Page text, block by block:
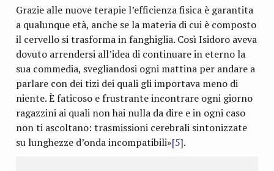
Grazie alle nuove terapie l’efficienza fisica è garantita
a qualunque età, anche se la materia di cui è composto
il cervello si trasforma in fanghiglia. Così Isidoro aveva
dovuto arrendersi all’idea di continuare in eterno la
sua commedia, svegliandosi ogni mattina per andare a
parlare con dei tizi dei quali gli importava meno di
niente. È faticoso e frustrante incontrare ogni giorno
ragazzini ai quali non hai nulla da dire e in ogni caso
non ti ascoltano: trasmissioni cerebrali sintonizzate
su lunghezze d’onda incompatibili»[5].